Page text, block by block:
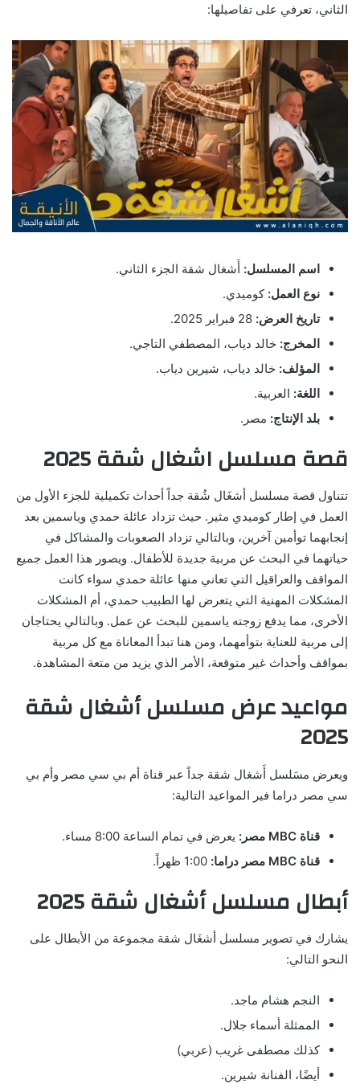
الثاني، تعرفي على تفاصيلها:
اسم المسلسل: أَشغال شقة الجزء الثاني.
نوع العمل: كوميدي.
تاريخ العرض:
المخرج: خالد دياب، المصطفي التاجي.
المؤلف: خالد دياب، شيرين دياب.
اللغة: العربية.
بلد الإنتاج: مصر.
قصة مسلسل اشغال شقة 2025
تتناول قصة مسلسل أشغَال شُقة جداً أحداث تكميلية للجزء الأول من
العمل في إطار كوميدي مثير. حيث تزداد عائلة حمدي وياسمين بعد
إنجابهما توأمين آخرين، وبالتالي تزداد الصعوبات والمشاكل في
حياتهما في البحث عن مربية جديدة للأطفال. ويصور هذا العمل جميع
المواقف والعراقيل التي تعاني منها عائلة حمدي سواء كانت
المشكلات المهنية التي يتعرض لها الطبيب حمدي، أم المشكلات
الأخرى، مما يدفع زوجته ياسمين للبحث عن عمل. وبالتالي يحتاجان
إلى مربية للعناية بتوأمهما، ومن هنا تبدأ المعاناة مع كل مربية
بمواقف وأحداث غير متوقعة، الأمر الذي يزيد من متعة المشاهدة.
مواعيد عرض مسلسل أشغال شقة
2025
ويعرض مسَلسل أَشغال شقة جداً عبر قناة أم بي سي مصر وأم بي
سي مصر دراما فير المواعيد التالية:
قناة MBC مصر:
يعرض في تمام الساعة 8:00 مساء.
قناة MBC مصر دراما:
أبطال مسلسل أشغال شقة 2025
يشارك في تصوير مسلسل أشغَال شقة مجموعة من الأبطال على
النحو التالي:
النجم هشام ماجد.
الممثلة أسماء جلال.
كذلك مصطفى غريب (عربي)
أيضًا، الفنانة شيرين.